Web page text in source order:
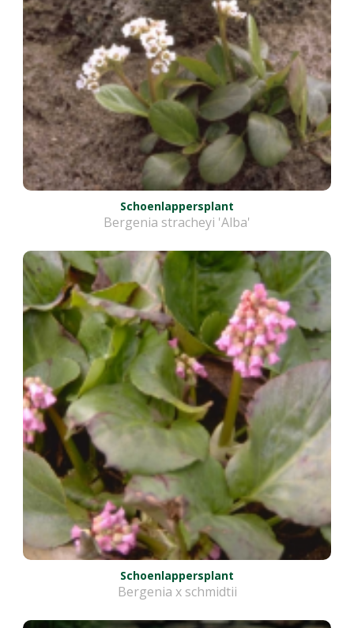
Schoenlappersplant
Bergenia stracheyi 'Alba'
Schoenlappersplant
Bergenia x schmidtii